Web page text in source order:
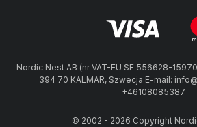
Nordic Nest AB (nr VAT-EU SE 556628-
394 70 KALMAR, Szwecja E-mail:
+46108085387
© 2002 - 2026 Copyright